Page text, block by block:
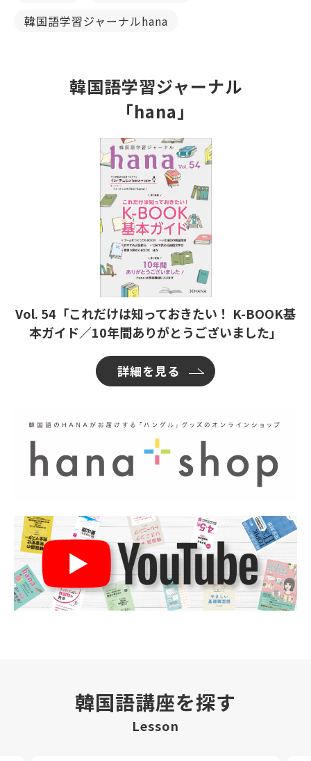
韓国語学習ジャーナルhana
韓国語学習ジャーナル
「hana」
Vol. 54「これだけは知っておきたい！ K-BOOK基
本ガイド／10年間ありがとうございました」
詳細を見る
韓国語講座を探す
Lesson